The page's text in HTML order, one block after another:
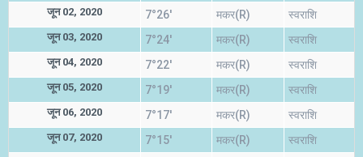
जून 02, 2020 7°26' मकर(R) स्वराशि
जून 03, 2020 7°24' मकर(R) स्वराशि
जून 04, 2020 7°22' मकर(R) स्वराशि
जून 05, 2020 7°19' मकर(R) स्वराशि
जून 06, 2020 7°17' मकर(R) स्वराशि
जून 07, 2020 7°15' मकर(R) स्वराशि